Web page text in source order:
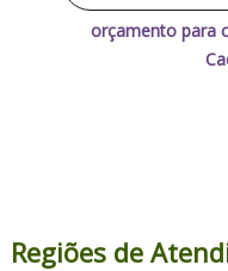
orçamento para
Regiões de